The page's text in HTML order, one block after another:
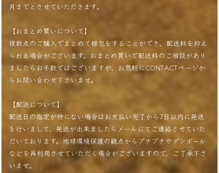
月までとさせていただきます。
【おまとめ買いについて】
複数点のご購入でまとめて梱包をすることができ、配送料を抑え
られる場合がございます。おまとめ買いで配送料のご相談があり
ましたらお手数ではございますが、お気軽にCONTACTページか
らお問い合わせ下さいませ。
【配送について】
配送日の指定が特にない場合はお支払い完了から7日以内に発送
を行いまして、発送が出来ましたらメールにてご連絡させていた
だいております。地球環境保護の観点からプチプチやダンボール
などを再利用させていただく場合がございますので、ご了承下さ
いませ。